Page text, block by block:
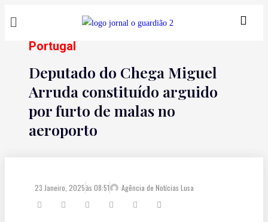
Portugal
Deputado do Chega Miguel
Arruda constituído arguido
por furto de malas no
aeroporto
23 Janeiro, 2025às 08:51 Agência de Notícias Lusa